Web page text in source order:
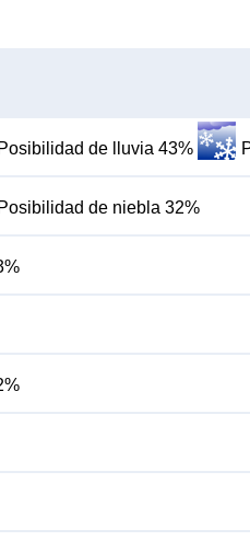
Posibilidad de lluvia 43%
Posibilidad de niebla 32%